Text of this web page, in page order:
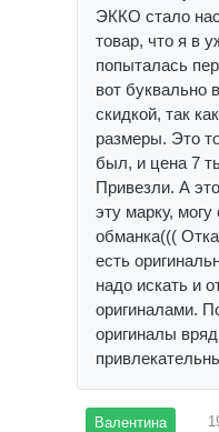
ЭККО стало
товар, что я в
попыталась
вот буквально
скидкой, так
размеры. Это
был, и цена 7
Привезли. А
эту марку,
обманка(((
есть
надо искать и
оригиналами.
оригиналы
Валентина